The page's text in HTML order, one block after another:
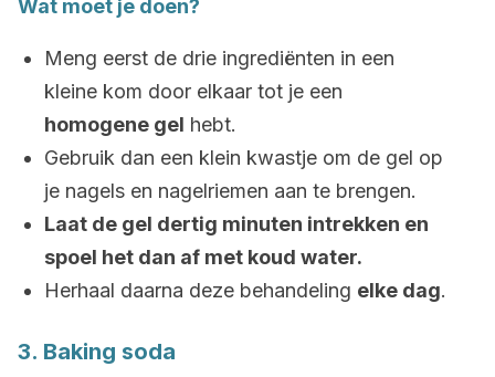
Wat moet je doen?
Meng eerst de drie ingrediënten in een
kleine kom door elkaar tot je een
homogene gel hebt.
Gebruik dan een klein kwastje om de gel op
je nagels en nagelriemen aan te brengen.
Laat de gel dertig minuten intrekken en
spoel het dan af met koud water.
Herhaal daarna deze behandeling elke dag.
3. Baking soda